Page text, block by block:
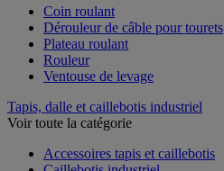
Coin roulant
Dérouleur de câble pour tourets
Plateau roulant
Rouleur
Ventouse de levage
Tapis, dalle et caillebotis industriel
Voir toute la catégorie
Accessoires tapis et caillebotis